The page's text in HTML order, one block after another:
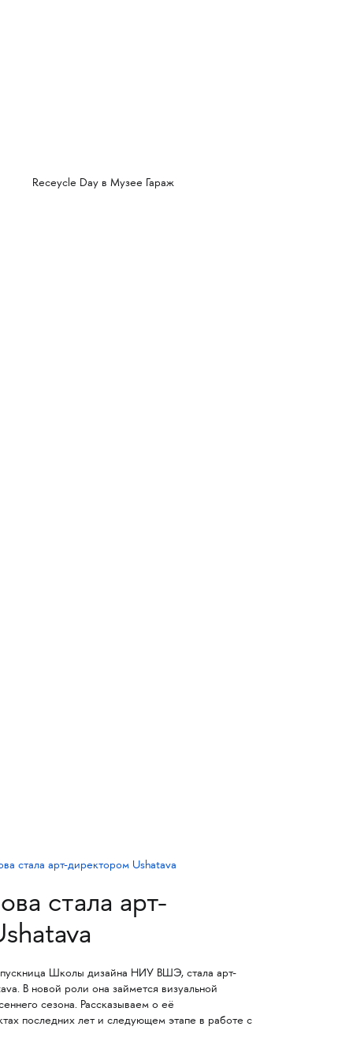
Receycle Day в Музее Гараж
стала арт-
Школы дизайна НИУ ВШЭ, стала арт-
В новой роли она займется визуальной
сезона. Рассказываем о её
последних лет и следующем этапе в работе с